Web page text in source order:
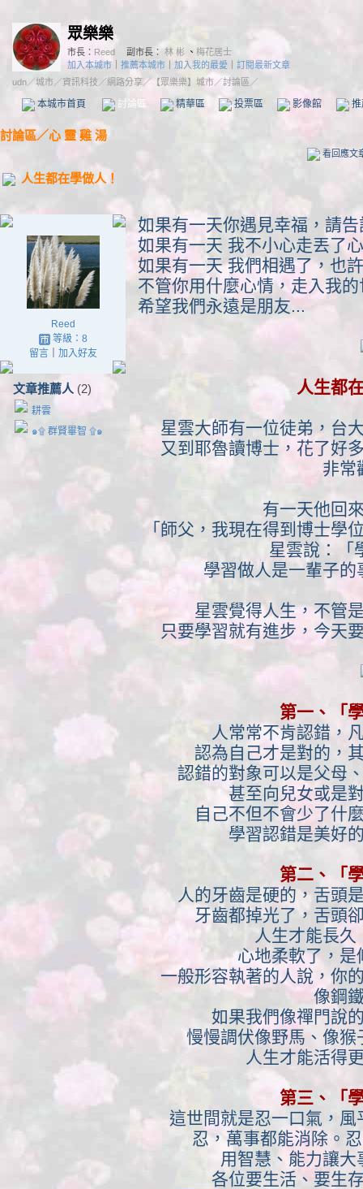
眾樂樂
市長： Reed 副市長： 林 彬 、 梅花居士
加入本城市
推薦本城市 加入我的最愛
訂閱最新文章
udn／城市／資訊科技 ／網路分享 ／ 【眾樂樂】城市／討論區／
本城市首頁 討論區 精華區 投票區 影像館
討論區／心 靈 雞 湯
看回應文
人生都在學做人！
Reed
等級：8
留言｜ 加入好友
文章推薦人 (2)
耕雲
๑۩ 群賢畢智 ۩๑
如果有一天你遇見幸福，請
如果有一天 我不小心走丟了
如果有一天 我們相遇了，也
不管你用什麼心情，走入我的
希望我們永遠是朋友...
人生都
星雲大師有一位徒弟，台
又到耶魯讀博士，花了好
非常
有一天他回
「師父，我現在得到博士學
星雲說：「
學習做人是一輩子
星雲覺得人生，不管
只要學習就有進步，今天
第一、「
人常常不肯認錯，
認為自己才是對的，
認錯的對象可以是父母
甚至向兒女或是
自己不但不會少了什
學習認錯是美好
第二、「
人的牙齒是硬的，舌頭
牙齒都掉光了，舌頭
人生才能長
心地柔軟了，是
一般形容執著的人說，你
像鋼
如果我們像禪門說
慢慢調伏像野馬、像
人生才能活得
第三、「
這世間就是忍一口氣，
忍，萬事都能消除。
用智慧、能力讓
各位要生活、要生